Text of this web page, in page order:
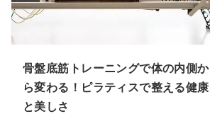
骨盤底筋トレーニングで体の内側か
ら変わる！ピラティスで整える健康
と美しさ